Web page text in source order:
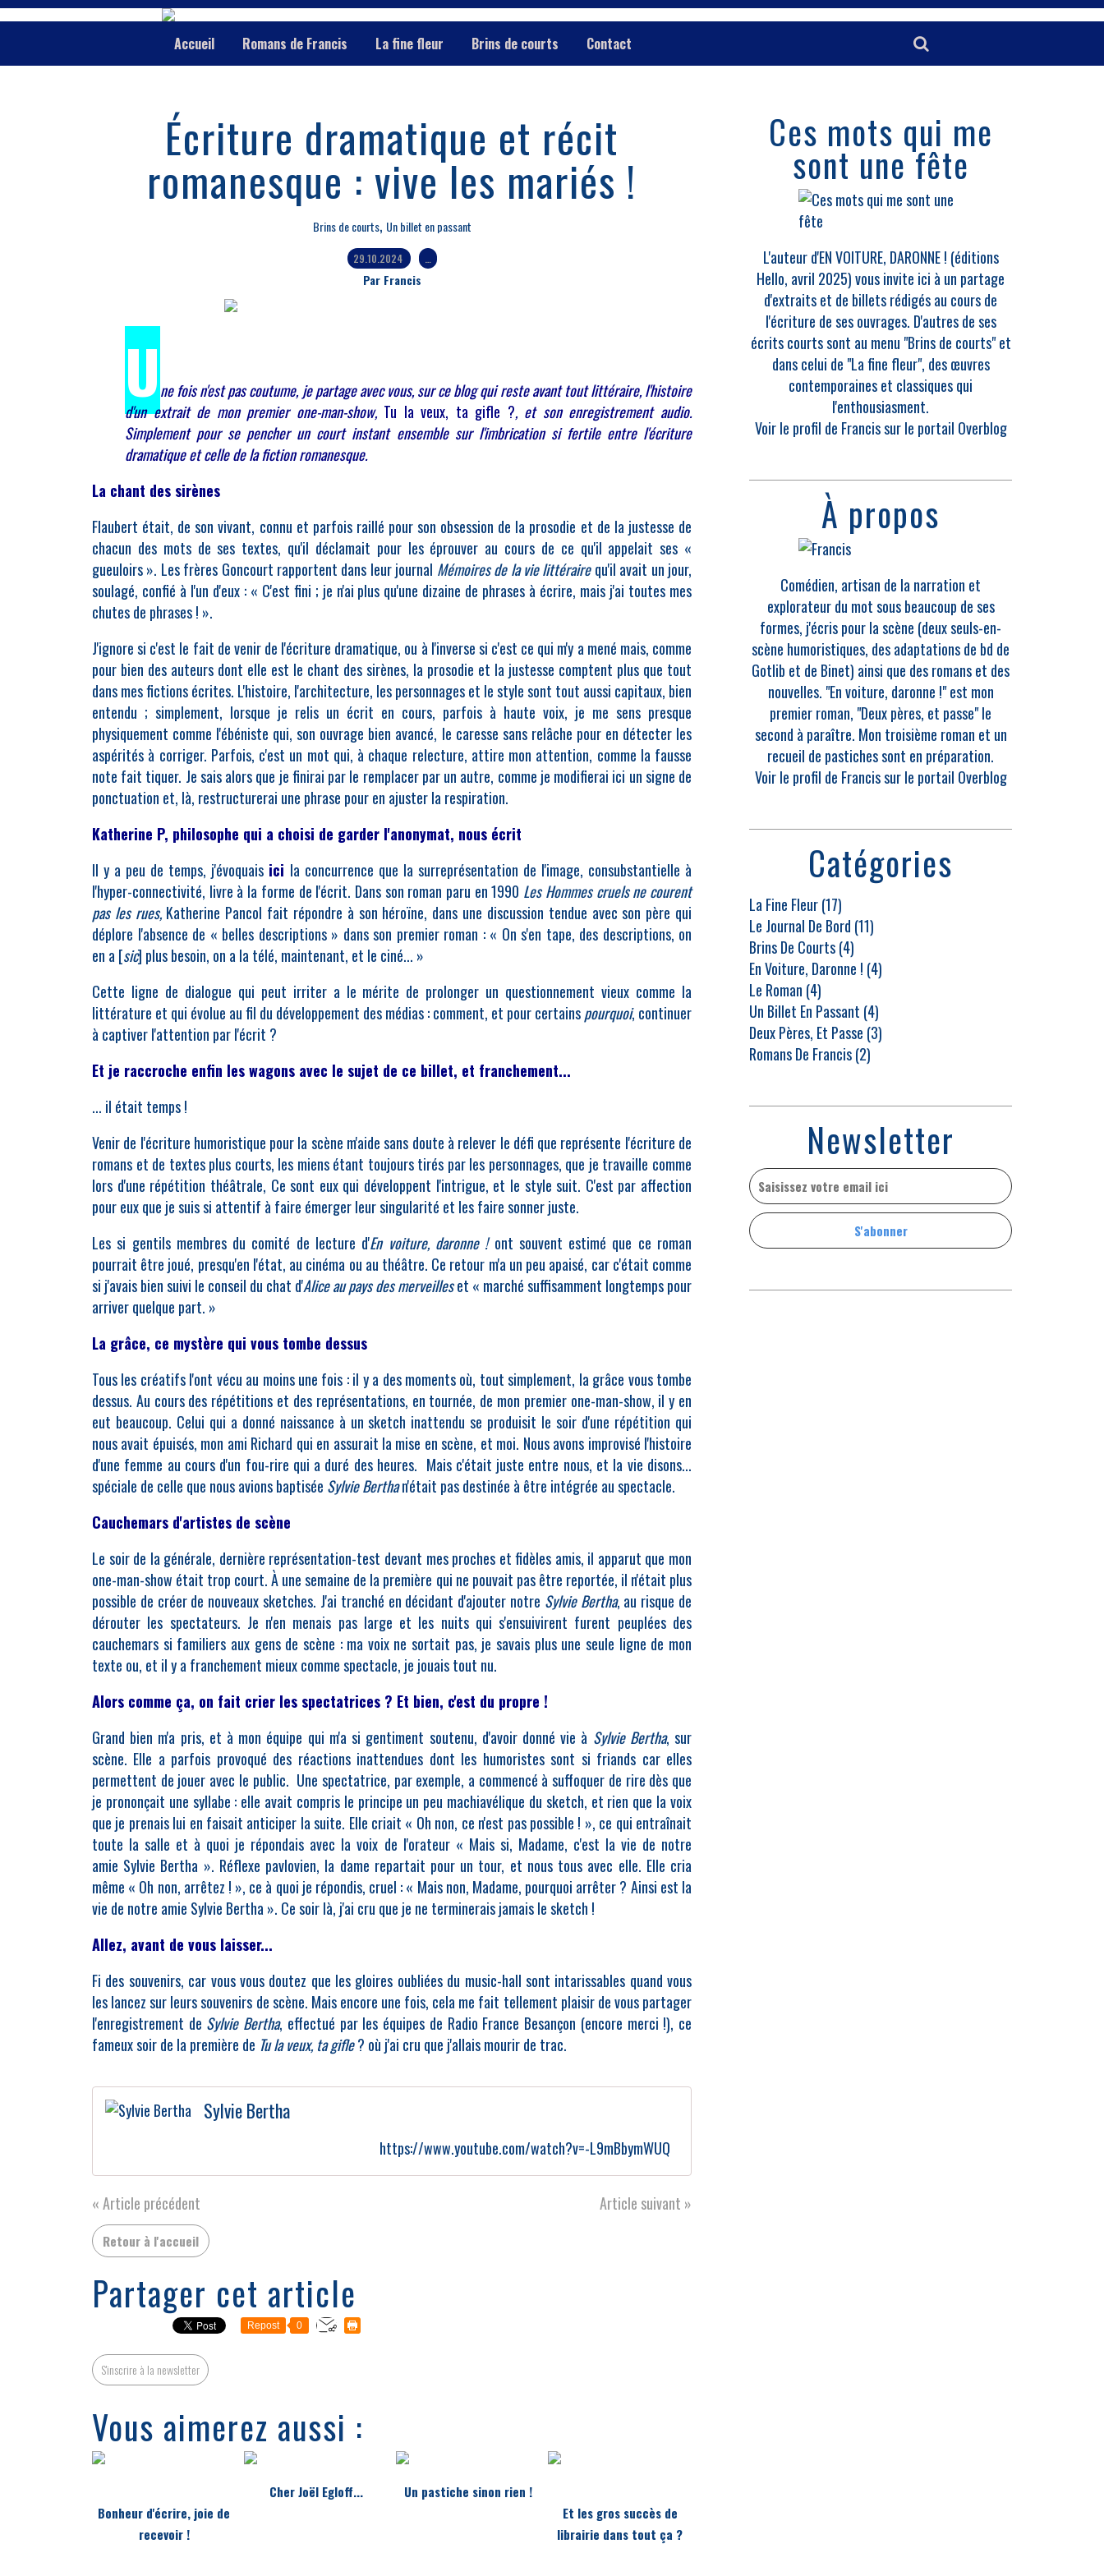
Accueil Romans de Francis La fine fleur Brins de courts Contact
Écriture dramatique et récit
romanesque : vive les mariés !
Brins de courts, Un billet en passant
29.10.2024
Par Francis
Une fois n'est pas coutume, je partage avec vous, sur ce blog qui reste avant tout littéraire, l'histoire
d'un extrait de mon premier one-man-show, Tu la veux, ta gifle ?, et son enregistrement audio.
Simplement pour se pencher un court instant ensemble sur l'imbrication si fertile entre l'écriture
dramatique et celle de la fiction romanesque.
La chant des sirènes
Flaubert était, de son vivant, connu et parfois raillé pour son obsession de la prosodie et de la justesse de
chacun des mots de ses textes, qu'il déclamait pour les éprouver au cours de ce qu'il appelait ses «
gueuloirs ». Les frères Goncourt rapportent dans leur journal Mémoires de la vie littérairequ'il avait un jour,
soulagé, confié à l'un d'eux : « C'est fini ; je n'ai plus qu'une dizaine de phrases à écrire, mais j'ai toutes mes
chutes de phrases ! ».
J'ignore si c'est le fait de venir de l'écriture dramatique, ou à l'inverse si c'est ce qui m'y a mené mais, comme
pour bien des auteurs dont elle est le chant des sirènes, la prosodie et la justesse comptent plus que tout
dans mes fictions écrites. L'histoire, l'architecture, les personnages et le style sont tout aussi capitaux, bien
entendu ; simplement, lorsque je relis un écrit en cours, parfois à haute voix, je me sens presque
physiquement comme l'ébéniste qui, son ouvrage bien avancé, le caresse sans relâche pour en détecter les
aspérités à corriger. Parfois, c'est un mot qui, à chaque relecture, attire mon attention, comme la fausse
note fait tiquer. Je sais alors que je finirai par le remplacer par un autre, comme je modifierai ici un signe de
ponctuation et, là, restructurerai une phrase pour en ajuster la respiration.
Katherine P, philosophe qui a choisi de garder l'anonymat, nous écrit
Il y a peu de temps, j'évoquais ici la concurrence que la surreprésentation de l'image, consubstantielle à
l'hyper-connectivité, livre à la forme de l'écrit. Dans son roman paru en 1990 Les Hommes cruels ne courent
pas les rues,Katherine Pancol fait répondre à son héroïne, dans une discussion tendue avec son père qui
déplore l'absence de « belles descriptions » dans son premier roman : « On s'en tape, des descriptions, on
en a [sic] plus besoin, on a la télé, maintenant, et le ciné... »
Cette ligne de dialogue qui peut irriter a le mérite de prolonger un questionnement vieux comme la
littérature et qui évolue au fil du développement des médias : comment, et pour certainspourquoi, continuer
à captiver l'attention par l'écrit ?
Et je raccroche enfin les wagons avec le sujet de ce billet, et franchement...
... il était temps !
Venir de l'écriture humoristique pour la scène m'aide sans doute à relever le défi que représente l'écriture de
romans et de textes plus courts, les miens étant toujours tirés par les personnages, que je travaille comme
lors d'une répétition théâtrale, Ce sont eux qui développent l'intrigue, et le style suit. C'est par affection
pour eux que je suis si attentif à faire émerger leur singularité et les faire sonner juste.
Les si gentils membres du comité de lecture d'En voiture, daronne !ont souvent estimé que ce roman
pourrait être joué, presqu'en l'état, au cinéma ou au théâtre. Ce retour m'a un peu apaisé, car c'était comme
si j'avais bien suivi le conseil du chat d'Alice au pays des merveilleset « marché suffisamment longtemps pour
arriver quelque part. »
La grâce, ce mystère qui vous tombe dessus
Tous les créatifs l'ont vécu au moins une fois : il y a des moments où, tout simplement, la grâce vous tombe
dessus. Au cours des répétitions et des représentations, en tournée, de mon premier one-man-show, il y en
eut beaucoup. Celui qui a donné naissance à un sketch inattendu se produisit le soir d'une répétition qui
nous avait épuisés, mon ami Richard qui en assurait la mise en scène, et moi. Nous avons improvisé l'histoire
d'une femme au cours d'un fou-rire qui a duré des heures. Mais c'était juste entre nous, et la vie disons...
spéciale de celle que nous avions baptisée Sylvie Berthan'était pas destinée à être intégrée au spectacle.
Cauchemars d'artistes de scène
Le soir de la générale, dernière représentation-test devant mes proches et fidèles amis, il apparut que mon
one-man-show était trop court. À une semaine de la première qui ne pouvait pas être reportée, il n'était plus
possible de créer de nouveaux sketches. J'ai tranché en décidant d'ajouter notre Sylvie Bertha, au risque de
dérouter les spectateurs. Je n'en menais pas large et les nuits qui s'ensuivirent furent peuplées des
cauchemars si familiers aux gens de scène : ma voix ne sortait pas, je savais plus une seule ligne de mon
texte ou, et il y a franchement mieux comme spectacle, je jouais tout nu.
Alors comme ça, on fait crier les spectatrices ? Et bien, c'est du propre !
Grand bien m'a pris, et à mon équipe qui m'a si gentiment soutenu, d'avoir donné vie à Sylvie Bertha, sur
scène. Elle a parfois provoqué des réactions inattendues dont les humoristes sont si friands car elles
permettent de jouer avec le public. Une spectatrice, par exemple, a commencé à suffoquer de rire dès que
je prononçait une syllabe : elle avait compris le principe un peu machiavélique du sketch, et rien que la voix
que je prenais lui en faisait anticiper la suite. Elle criait « Oh non, ce n'est pas possible ! », ce qui entraînait
toute la salle et à quoi je répondais avec la voix de l'orateur « Mais si, Madame, c'est la vie de notre
amie Sylvie Bertha ». Réflexe pavlovien, la dame repartait pour un tour, et nous tous avec elle. Elle cria
même « Oh non, arrêtez ! », ce à quoi je répondis, cruel : « Mais non, Madame, pourquoi arrêter ? Ainsi est la
vie de notre amie Sylvie Bertha ». Ce soir là, j'ai cru que je ne terminerais jamais le sketch !
Allez, avant de vous laisser...
Fi des souvenirs, car vous vous doutez que les gloires oubliées du music-hall sont intarissables quand vous
les lancez sur leurs souvenirs de scène. Mais encore une fois, cela me fait tellement plaisir de vous partager
l'enregistrement de Sylvie Bertha, effectué par les équipes de Radio France Besançon (encore merci !), ce
fameux soir de la première de Tu la veux, ta gifle? où j'ai cru que j'allais mourir de trac.
Sylvie Bertha
https://www.youtube.com/watch?v=-L9mBbymWUQ
« Article précédent Article suivant »
Retour à l'accueil
Partager cet article
Repost 0
S'inscrire à la newsletter
Vous aimerez aussi :
Bonheur d'écrire, joie de
recevoir !
Cher Joël Egloff...
Un pastiche sinon rien !
Et les gros succès de
librairie dans tout ça ?
Newsletter
Catégories
La Fine Fleur(17)
Le Journal De Bord (11)
Brins De Courts(4)
En Voiture, Daronne ! (4)
Le Roman (4)
Un Billet En Passant (4)
Deux Pères, Et Passe (3)
Romans De Francis(2)
Ces mots qui me
sont une fête
L'auteur d'EN VOITURE, DARONNE ! (éditions
Hello, avril 2025) vous invite ici à un partage
d'extraits et de billets rédigés au cours de
l'écriture de ses ouvrages. D'autres de ses
écrits courts sont au menu "Brins de courts" et
dans celui de "La fine fleur", des œuvres
contemporaines et classiques qui
l'enthousiasment.
Voir le profil de Francissur le portail Overblog
À propos
Comédien, artisan de la narration et
explorateur du mot sous beaucoup de ses
formes, j'écris pour la scène (deux seuls-en-
scène humoristiques, des adaptations de bd de
Gotlib et de Binet) ainsi que des romans et des
nouvelles. "En voiture, daronne !" est mon
premier roman, "Deux pères, et passe" le
second à paraître. Mon troisième roman et un
recueil de pastiches sont en préparation.
Voir le profil de Francissur le portail Overblog